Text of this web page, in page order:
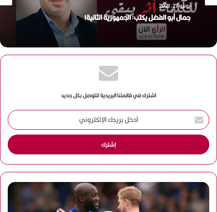
يونيو 27, 2021
جمال أبو الفضل يكتب: الجمهورية الثانية!
اشترك في قائمتنا البريدية لتتوصل بكل جديد
أ
د
خ
ل
ر
د
ك